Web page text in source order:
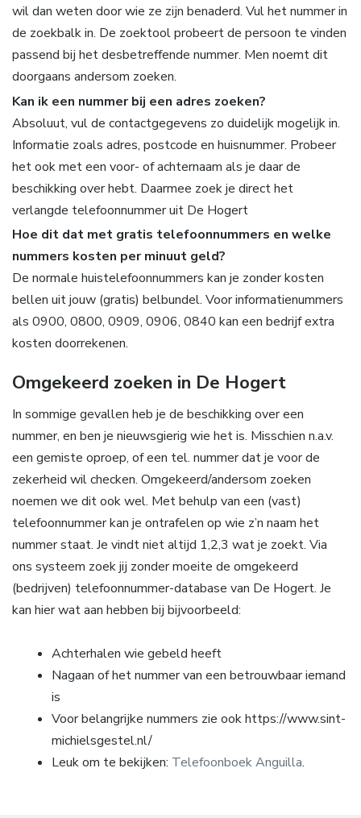
wil dan weten door wie ze zijn benaderd. Vul het nummer in
de zoekbalk in. De zoektool probeert de persoon te vinden
passend bij het desbetreffende nummer. Men noemt dit
doorgaans andersom zoeken.
Kan ik een nummer bij een adres zoeken?
Absoluut, vul de contactgegevens zo duidelijk mogelijk in.
Informatie zoals adres, postcode en huisnummer. Probeer
het ook met een voor- of achternaam als je daar de
beschikking over hebt. Daarmee zoek je direct het
verlangde telefoonnummer uit De Hogert
Hoe dit dat met gratis telefoonnummers en welke
nummers kosten per minuut geld?
De normale huistelefoonnummers kan je zonder kosten
bellen uit jouw (gratis) belbundel. Voor informatienummers
als 0900, 0800, 0909, 0906, 0840 kan een bedrijf extra
kosten doorrekenen.
Omgekeerd zoeken in De Hogert
In sommige gevallen heb je de beschikking over een
nummer, en ben je nieuwsgierig wie het is. Misschien n.a.v.
een gemiste oproep, of een tel. nummer dat je voor de
zekerheid wil checken. Omgekeerd/andersom zoeken
noemen we dit ook wel. Met behulp van een (vast)
telefoonnummer kan je ontrafelen op wie z’n naam het
nummer staat. Je vindt niet altijd 1,2,3 wat je zoekt. Via
ons systeem zoek jij zonder moeite de omgekeerd
(bedrijven) telefoonnummer-database van De Hogert. Je
kan hier wat aan hebben bij bijvoorbeeld:
Achterhalen wie gebeld heeft
Nagaan of het nummer van een betrouwbaar iemand
is
Voor belangrijke nummers zie ook https://www.sint-
michielsgestel.nl/
Leuk om te bekijken: Telefoonboek Anguilla.